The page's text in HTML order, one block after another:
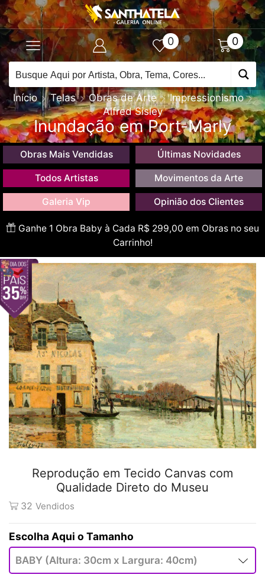
0 0
Início Telas Obras de Arte
Impressionismo
Alfred Sisley
Inundação em Port-Marly
Obras Mais Vendidas Últimas Novidades
Todos Artistas Movimentos da Arte
Galeria Vip Opinião dos Clientes
Ganhe 1 Obra Baby à Cada R$ 299,00 em Obras no seu
Carrinho!
Reprodução em Tecido Canvas com
Qualidade Direto do Museu
32 Vendidos
Tamanho